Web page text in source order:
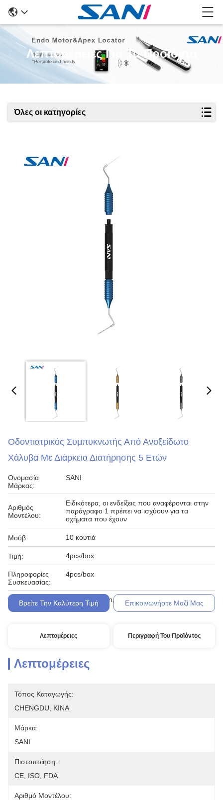
Λεπτομέρειες Για Τα Προϊόντα
Όλες οι κατηγορίες
Οδοντιατρικός Συμπυκνωτής Από Ανοξείδωτο
Χάλυβα Με Διάρκεια Διατήρησης 5 Ετών
Ονομασία
Μάρκας:
SANI
Αριθμός
Μοντέλου:
Ειδικότερα, οι ενδείξεις που αναφέρονται στην
παράγραφο 1 πρέπει να ισχύουν για τα
οχήματα που έχουν
Μούβ: 10 κουτιά
Τιμή: 4pcs/box
Πληροφορίες
Συσκευασίας:
4pcs/box
Όροι Πληρωμής: Western Union, T/T,
Βρείτε Την Καλύτερη Τιμή Επικοινωνήστε Μαζί Μας
Λεπτομέρειες Περιγραφή Του Προϊόντος
Λεπτομέρειες
Τόπος Καταγωγής:
CHENGDU, ΚΙΝΑ
Μάρκα:
SANI
Πιστοποίηση:
CE, ISO, FDA
Αριθμό Μοντέλου: